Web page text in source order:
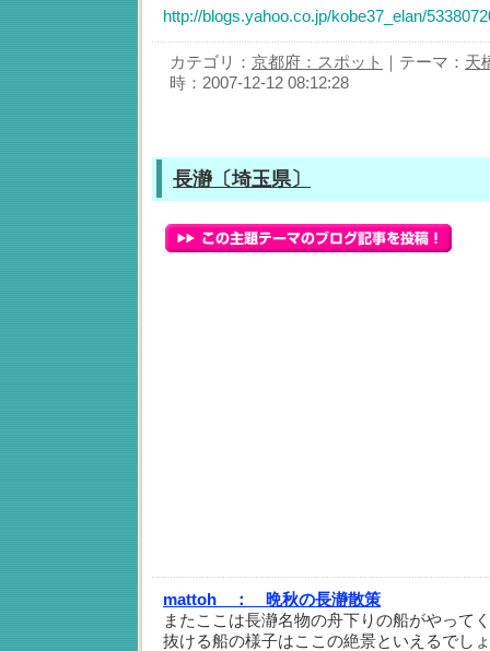
http://blogs.yahoo.co.jp/kobe37_elan/
カテゴリ： 京都府：スポット ｜テーマ： 天
時：2007-12-12 08:12:28
長瀞〔埼玉県〕
mattoh ：
晩秋の長瀞散策
またここは長瀞名物の舟下りの船がやって
抜ける船の様子はここの絶景といえるでし